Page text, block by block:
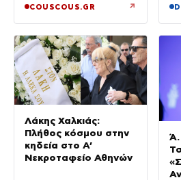
COUSCOUS.GR ↗
Λάκης Χαλκιάς:
Πλήθος κόσμου στην
κηδεία στο Α’
Νεκροταφείο Αθηνών
Ά.